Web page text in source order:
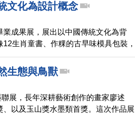
文化為設計概念
成果展，展出以中國傳統文化為背
生肖童書、作粿的古早味模具包裝，
生態與鳥獸
展，長年深耕藝術創作的畫家廖述
、以及玉山獎水墨類首獎。這次作品展